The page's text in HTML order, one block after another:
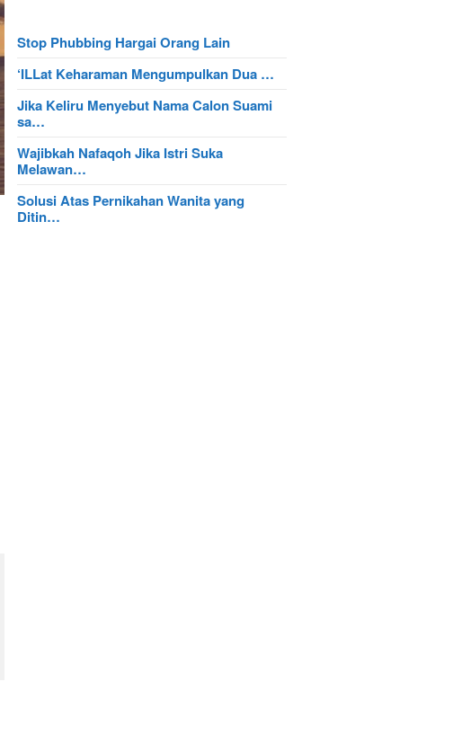
Stop Phubbing Hargai Orang Lain
‘ILLat Keharaman Mengumpulkan Dua …
Jika Keliru Menyebut Nama Calon Suami
sa…
Wajibkah Nafaqoh Jika Istri Suka
Melawan…
Solusi Atas Pernikahan Wanita yang
Ditin…